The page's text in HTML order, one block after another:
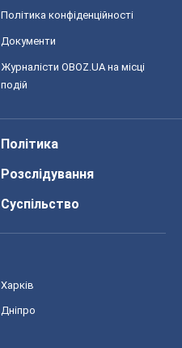
Політика конфіденційності
Документи
Журналісти OBOZ.UA на місці
подій
Політика
Розслідування
Суспільство
Харків
Дніпро